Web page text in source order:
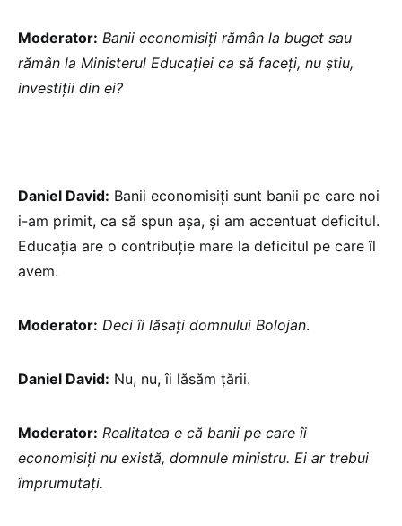
Moderator: Banii economisiți rămân la buget sau
rămân la Ministerul Educației ca să faceți, nu știu,
investiții din ei?
Daniel David: Banii economisiți sunt banii pe care noi
i-am primit, ca să spun așa, și am accentuat deficitul.
Educația are o contribuție mare la deficitul pe care îl
avem.
Moderator: Deci îi lăsați domnului Bolojan.
Daniel David: Nu, nu, îi lăsăm țării.
Moderator: Realitatea e că banii pe care îi
economisiți nu există, domnule ministru. Ei ar trebui
împrumutați.